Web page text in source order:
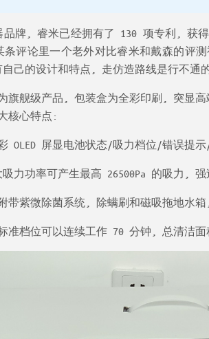
品牌, 睿米已经拥有了 130 项专利, 获
条评论里一个老外对比睿米和戴森的
己的设计和特点, 走仿造路线是行不通
旗舰级产品, 包装盒为全彩印刷, 突显
核心特点:
OLED 屏显电池状态/吸力档位/错误提
力功率可产生最高 26500Pa 的吸力,
带紫微除菌系统, 除螨刷和磁吸拖地水
准档位可以连续工作 70 分钟, 总清洁面